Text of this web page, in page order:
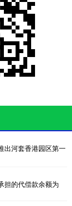
出河套香港园区第一
担的代偿款余额为